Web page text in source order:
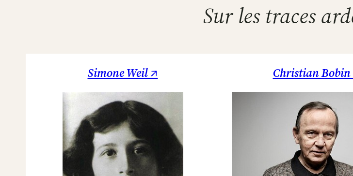
Sur les traces
Simone Weil ↗ Christian